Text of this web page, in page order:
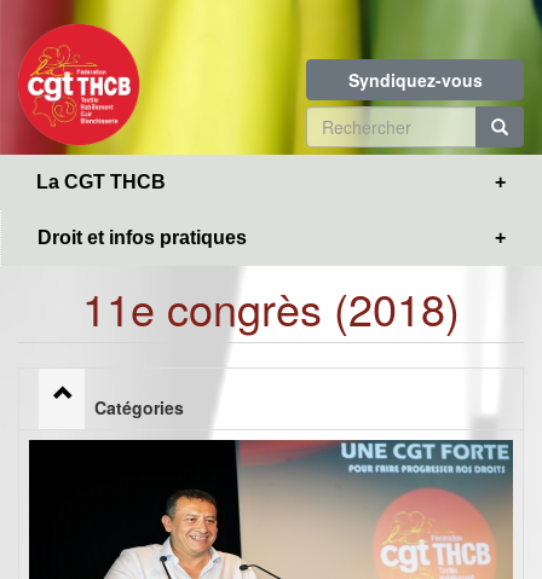
contenu
principal
Syndiquez-vous
Formulaire
de
La CGT THCB
Droit et infos pratiques
11e congrès (2018)
Catégories